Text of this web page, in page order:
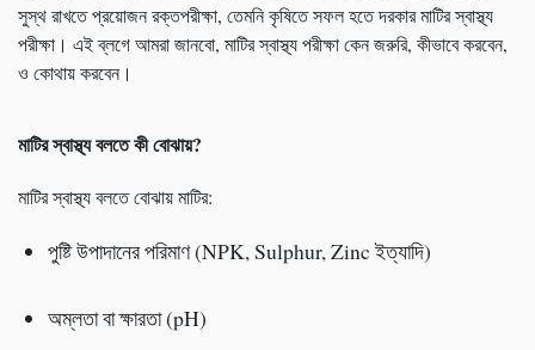
সুস্থ রাখতে প্রয়োজন রক্তপরীক্ষা, তেমনি কৃষিতে সফল হতে দরকার মাটির স্বাস্থ্য
পরীক্ষা। এই ব্লগে আমরা জানবো, মাটির স্বাস্থ্য পরীক্ষা কেন জরুরি, কীভাবে করবেন,
ও কোথায় করবেন।
মাটির স্বাস্থ্য বলতে কী বোঝায়?
মাটির স্বাস্থ্য বলতে বোঝায় মাটির:
পুষ্টি উপাদানের পরিমাণ (NPK, Sulphur, Zinc ইত্যাদি)
অম্লতা বা ক্ষারতা (pH)